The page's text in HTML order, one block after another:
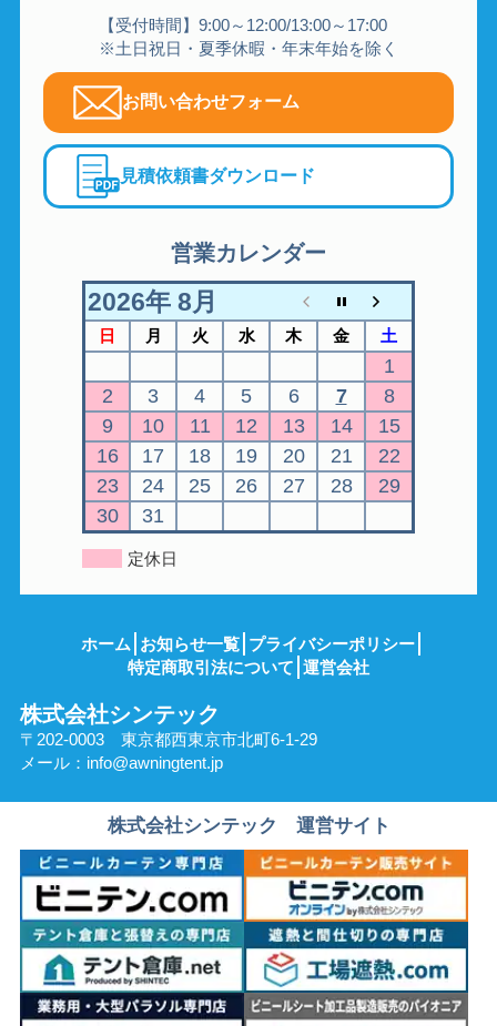
【受付時間】9:00～12:00/13:00～17:00
※土日祝日・夏季休暇・年末年始を除く
お問い合わせフォーム
見積依頼書ダウンロード
営業カレンダー
2026年 8月
日 月 火 水 木 金 土
1
2
3 4 5 6 7
8
9
10 11 12 13 14
15
16
17 18 19 20 21
22
23
24 25 26 27 28
29
30
31
定休日
ホーム お知らせ一覧 プライバシーポリシー
特定商取引法について 運営会社
株式会社シンテック
〒202-0003 東京都西東京市北町6-1-29
メール： info@awningtent.jp
株式会社シンテック 運営サイト